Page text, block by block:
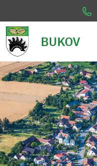
BUKOV